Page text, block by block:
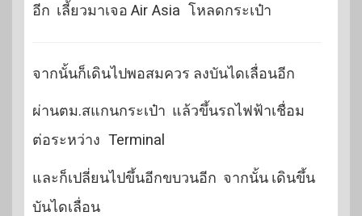
อีก เลี้ยวมาเจอ Air Asia โหลดกระเป๋า
จากนั้นก็เดินไปพอสมควร ลงบันไดเลื่อนอีก
ผ่านตม.สแกนกระเป๋า แล้วขึ้นรถไฟฟ้าเชื่อม
ต่อระหว่าง Terminal
และก็เปลี่ยนไปขึ้นอีกขบวนอีก จากนั้น เดินขึ้น
บันไดเลื่อน